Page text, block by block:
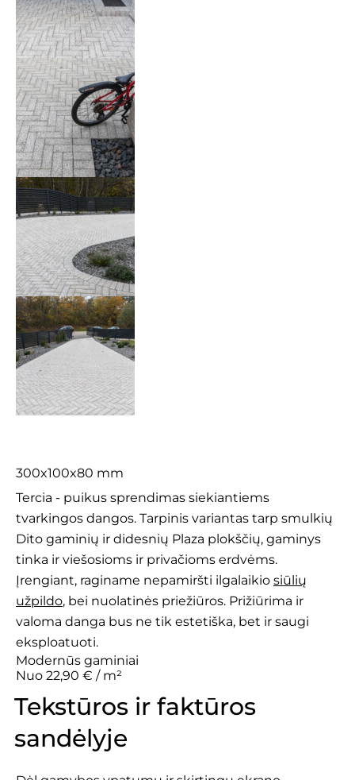
300x100x80 mm
Tercia - puikus sprendimas siekiantiems
tvarkingos dangos. Tarpinis variantas tarp smulkių
Dito gaminių ir didesnių Plaza plokščių, gaminys
tinka ir viešosioms ir privačioms erdvėms.
Įrengiant, raginame nepamiršti ilgalaikio siūlių
užpildo, bei nuolatinės priežiūros. Prižiūrima ir
valoma danga bus ne tik estetiška, bet ir saugi
eksploatuoti.
Modernūs gaminiai
Nuo 22,90 € / m²
Tekstūros ir faktūros
sandėlyje